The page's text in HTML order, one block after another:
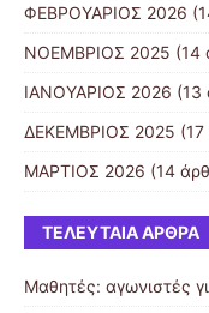
ΦΕΒΡΟΥΑΡΙΟΣ 2026
ΝΟΕΜΒΡΙΟΣ 2025 (14
ΙΑΝΟΥΑΡΙΟΣ 2026 (13
ΔΕΚΕΜΒΡΙΟΣ 2025
ΜΑΡΤΙΟΣ 2026 (14
ΤΕΛΕΥΤΑΊΑ ΆΡΘΡΑ
Μαθητές: αγωνιστές